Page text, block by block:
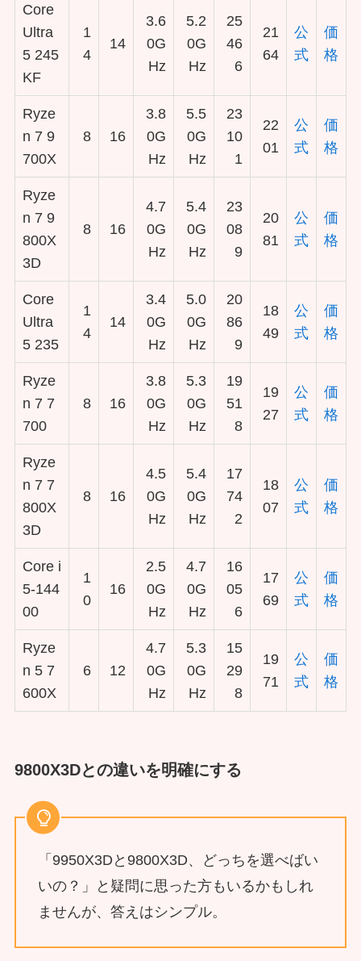
Core
Ultra
5 245
KF
1
4
14
3.6
0G
Hz
5.2
0G
Hz
25
46
6
21
64
公
式
価
格
Ryze
n 7 9
700X
8 16
3.8
0G
Hz
5.5
0G
Hz
23
10
1
22
01
公
式
価
格
Ryze
n 7 9
800X
3D
8 16
4.7
0G
Hz
5.4
0G
Hz
23
08
9
20
81
公
式
価
格
Core
Ultra
5 235
1
4
14
3.4
0G
Hz
5.0
0G
Hz
20
86
9
18
49
公
式
価
格
Ryze
n 7 7
700
8 16
3.8
0G
Hz
5.3
0G
Hz
19
51
8
19
27
公
式
価
格
Ryze
n 7 7
800X
3D
8 16
4.5
0G
Hz
5.4
0G
Hz
17
74
2
18
07
公
式
価
格
Core i
5-144
00
1
0
16
2.5
0G
Hz
4.7
0G
Hz
16
05
6
17
69
公
式
価
格
Ryze
n 5 7
600X
6 12
4.7
0G
Hz
5.3
0G
Hz
15
29
8
19
71
公
式
価
格
9800X3Dとの違いを明確にする
「9950X3Dと9800X3D、どっちを選べばい
いの？」と疑問に思った方もいるかもしれ
ませんが、答えはシンプル。